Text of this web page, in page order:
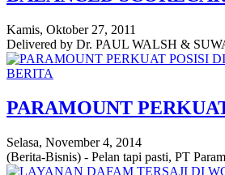
Kamis, Oktober 27, 2011
Delivered by Dr. PAUL WALSH &
BERITA
PARAMOUNT
Selasa, November 4, 2014
(Berita-Bisnis) - Pelan tapi pasti, PT